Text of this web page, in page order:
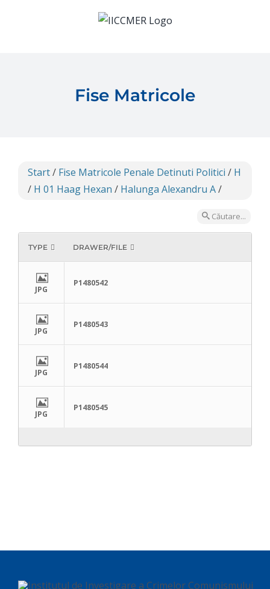
Fise Matricole
Start/ Fise Matricole Penale Detinuti Politici / H
/ H 01 Haag Hexan / Halunga Alexandru A/
Căutare...
TYPE DRAWER/FILE
JPG
P1480542
JPG
P1480543
JPG
P1480544
JPG
P1480545